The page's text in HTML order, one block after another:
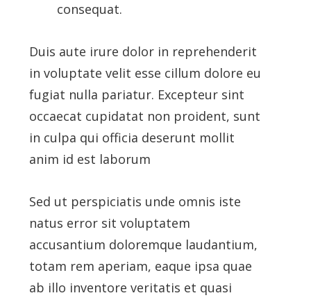
consequat.
Duis aute irure dolor in reprehenderit
in voluptate velit esse cillum dolore eu
fugiat nulla pariatur. Excepteur sint
occaecat cupidatat non proident, sunt
in culpa qui officia deserunt mollit
anim id est laborum
Sed ut perspiciatis unde omnis iste
natus error sit voluptatem
accusantium doloremque laudantium,
totam rem aperiam, eaque ipsa quae
ab illo inventore veritatis et quasi